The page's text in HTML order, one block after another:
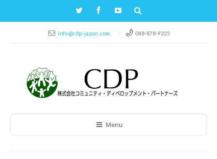
info@cdp-japan.com 048-878-9225
Menu